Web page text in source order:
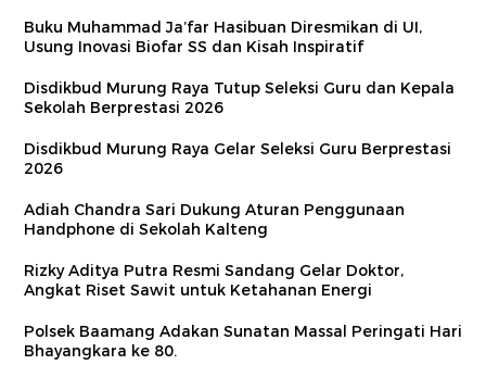
Buku Muhammad Ja’far Hasibuan Diresmikan di UI,
Usung Inovasi Biofar SS dan Kisah Inspiratif
Disdikbud Murung Raya Tutup Seleksi Guru dan Kepala
Sekolah Berprestasi 2026
Disdikbud Murung Raya Gelar Seleksi Guru Berprestasi
2026
Adiah Chandra Sari Dukung Aturan Penggunaan
Handphone di Sekolah Kalteng
Rizky Aditya Putra Resmi Sandang Gelar Doktor,
Angkat Riset Sawit untuk Ketahanan Energi
Polsek Baamang Adakan Sunatan Massal Peringati Hari
Bhayangkara ke 80.